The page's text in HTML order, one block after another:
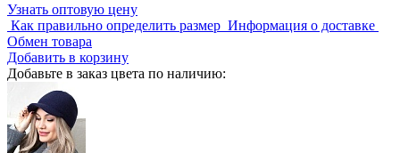
Узнать оптовую цену
Как правильно определить размер Информация о доставке
Обмен товара
Добавить в корзину
Добавьте в заказ цвета по наличию: